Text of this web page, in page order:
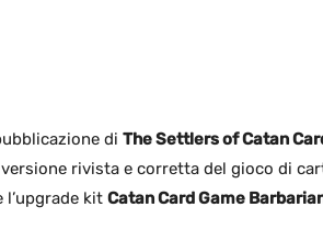
di The Settlers of Catan
rivista e corretta del gioco di
l’upgrade kit Catan Card Game